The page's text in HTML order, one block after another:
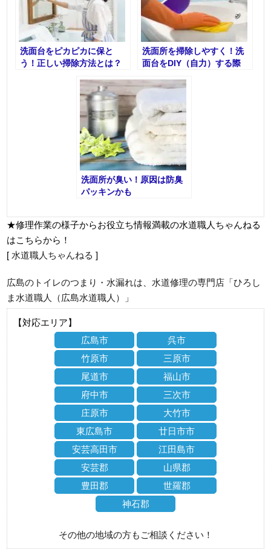
洗面台をピカピカに保と
う！正しい掃除方法とは？
洗面所を掃除しやすく！洗
面台をDIY（自力）する際
介
洗面所が臭い！原因は防臭
パッキンかも
★修理作業の様子からお役立ち情報満載の水道職人ちゃんねる
はこちらから！
[ 水道職人ちゃんねる ]
広島のトイレのつまり・水漏れは、水道修理の専門店「ひろし
ま水道職人（広島水道職人）」
【対応エリア】
広島市
呉市
竹原市
三原市
尾道市
福山市
府中市
三次市
庄原市
大竹市
東広島市
廿日市市
安芸高田市
江田島市
安芸郡
山県郡
豊田郡
世羅郡
神石郡
その他の地域の方もご相談ください！